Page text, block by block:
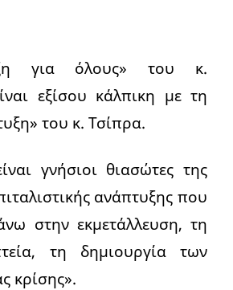
για όλους» του κ.
εξίσου κάλπικη με τη
του κ. Τσίπρα.
γνήσιοι θιασώτες της
ανάπτυξης που
στην εκμετάλλευση, τη
τη δημιουργία των
κρίσης».